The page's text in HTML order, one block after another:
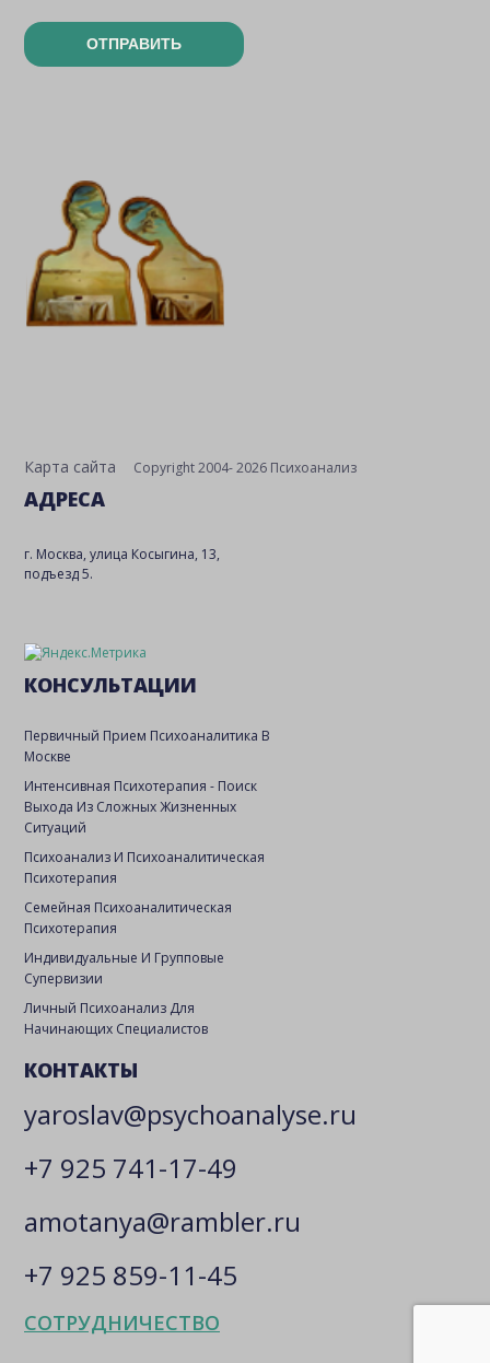
ОТПРАВИТЬ
Карта сайта Copyright 2004- 2026 Психоанализ
АДРЕСА
г. Москва, улица Косыгина, 13,
подъезд 5.
КОНСУЛЬТАЦИИ
Первичный Прием Психоаналитика В
Москве
Интенсивная Психотерапия - Поиск
Выхода Из Сложных Жизненных
Ситуаций
Психоанализ И Психоаналитическая
Психотерапия
Семейная Психоаналитическая
Психотерапия
Индивидуальные И Групповые
Супервизии
Личный Психоанализ Для
Начинающих Специалистов
КОНТАКТЫ
yaroslav@psychoanalyse.ru
+7 925 741-17-49
amotanya@rambler.ru
+7 925 859-11-45
СОТРУДНИЧЕСТВО